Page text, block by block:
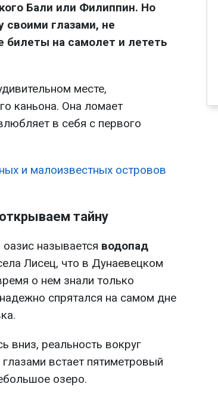
Бали или Филиппин. Но
своими глазами, не
билеты на самолет и лететь
месте,
каньона. Она ломает
в себя с первого
и малоизвестных островов
тайну
называется водопад
Лисец, что в Дунаевецком
о нем знали только
спрятался на самом дне
вниз, реальность вокруг
встает пятиметровый
озеро.